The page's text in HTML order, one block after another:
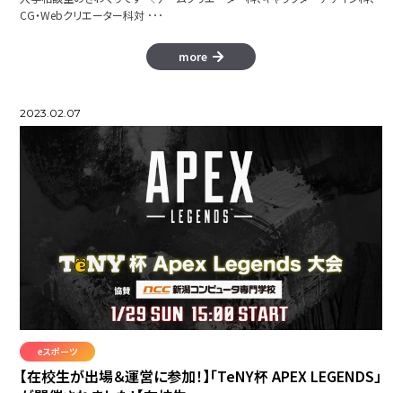
CG・Webクリエーター科対 ･･･
more
2023.02.07
eスポーツ
【在校生が出場＆運営に参加！】「TeNY杯 APEX LEGENDS」